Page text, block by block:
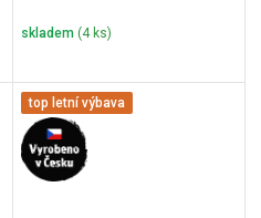
skladem (4 ks)
top letní výbava